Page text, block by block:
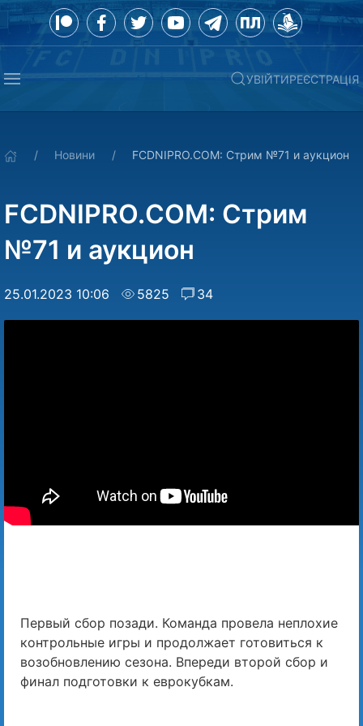
УВІЙТИРЕЄСТРАЦІЯ
Новини FCDNIPRO.COM: Стрим №71 и аукцион
FCDNIPRO.COM: Стрим
№71 и аукцион
25.01.2023 10:06 5825 34
Первый сбор позади. Команда провела неплохие
контрольные игры и продолжает готовиться к
возобновлению сезона. Впереди второй сбор и
финал подготовки к еврокубкам.